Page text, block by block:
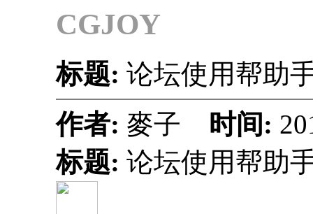
CGJOY
标题: 论坛使用帮助
作者: 麥子 时间:
标题: 论坛使用帮助